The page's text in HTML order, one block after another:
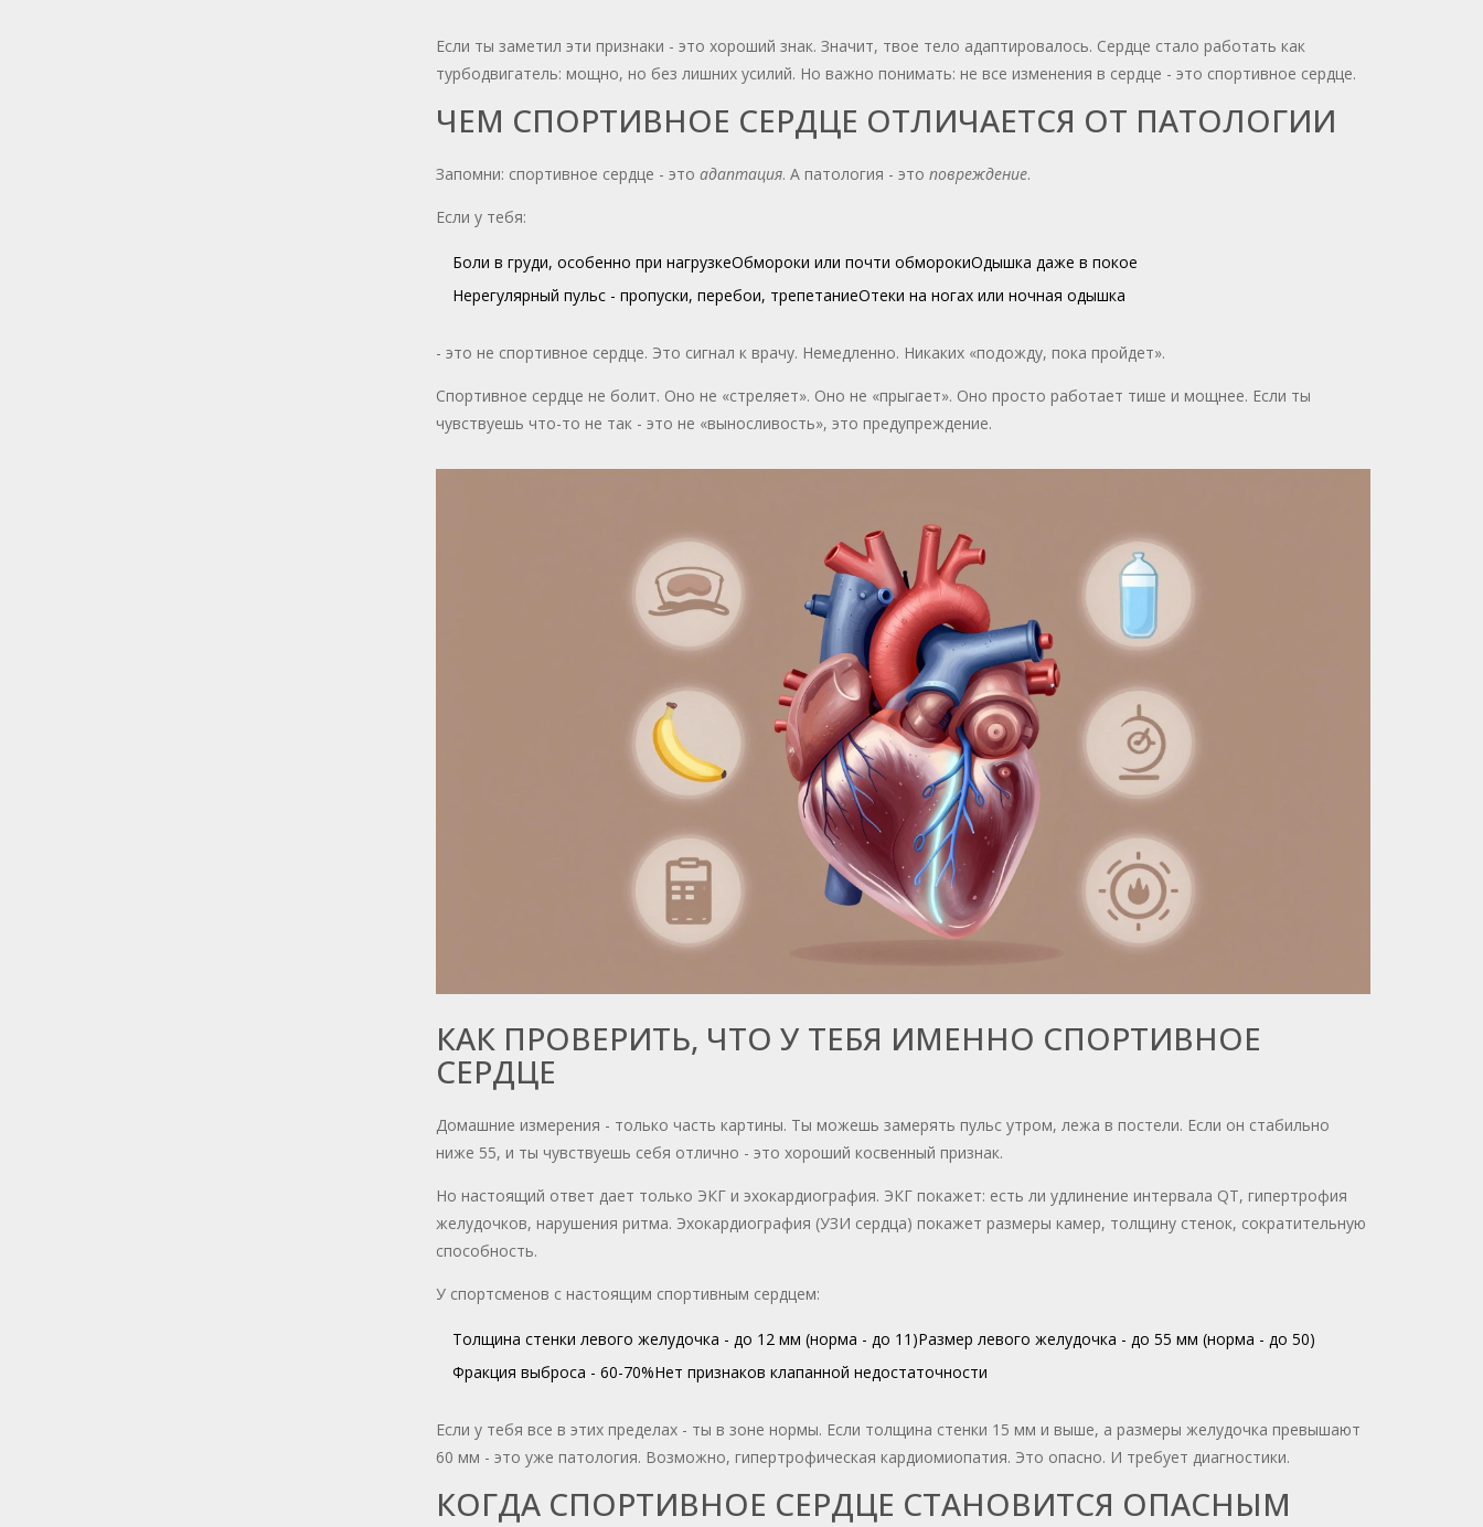
Если ты заметил эти признаки - это хороший знак. Значит, твое тело адаптировалось. Сердце стало работать как
турбодвигатель: мощно, но без лишних усилий. Но важно понимать: не все изменения в сердце - это спортивное сердце.
ЧЕМ СПОРТИВНОЕ СЕРДЦЕ ОТЛИЧАЕТСЯ ОТ ПАТОЛОГИИ
Запомни: спортивное сердце - это адаптация. А патология - это повреждение.
Если у тебя:
Боли в груди, особенно при нагрузкеОбмороки или почти обморокиОдышка даже в покое
Нерегулярный пульс - пропуски, перебои, трепетаниеОтеки на ногах или ночная одышка
- это не спортивное сердце. Это сигнал к врачу. Немедленно. Никаких «подожду, пока пройдет».
Спортивное сердце не болит. Оно не «стреляет». Оно не «прыгает». Оно просто работает тише и мощнее. Если ты
чувствуешь что-то не так - это не «выносливость», это предупреждение.
КАК ПРОВЕРИТЬ, ЧТО У ТЕБЯ ИМЕННО СПОРТИВНОЕ
СЕРДЦЕ
Домашние измерения - только часть картины. Ты можешь замерять пульс утром, лежа в постели. Если он стабильно
ниже 55, и ты чувствуешь себя отлично - это хороший косвенный признак.
Но настоящий ответ дает только ЭКГ и эхокардиография. ЭКГ покажет: есть ли удлинение интервала QT, гипертрофия
желудочков, нарушения ритма. Эхокардиография (УЗИ сердца) покажет размеры камер, толщину стенок, сократительную
способность.
У спортсменов с настоящим спортивным сердцем:
Толщина стенки левого желудочка - до 12 мм (норма - до 11)Размер левого желудочка - до 55 мм (норма - до 50)
Фракция выброса - 60-70%Нет признаков клапанной недостаточности
Если у тебя все в этих пределах - ты в зоне нормы. Если толщина стенки 15 мм и выше, а размеры желудочка превышают
60 мм - это уже патология. Возможно, гипертрофическая кардиомиопатия. Это опасно. И требует диагностики.
КОГДА СПОРТИВНОЕ СЕРДЦЕ СТАНОВИТСЯ ОПАСНЫМ